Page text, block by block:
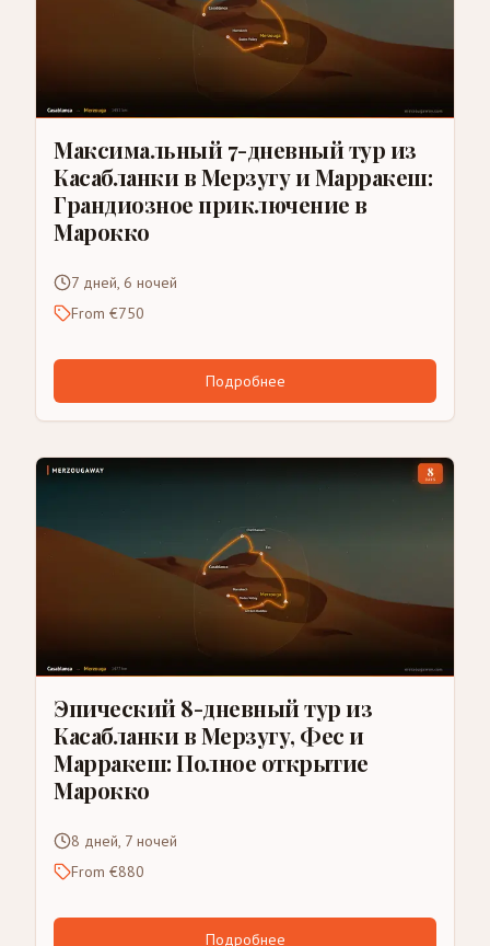
Максимальный 7-дневный тур из
Касабланки в Мерзугу и Марракеш:
Грандиозное приключение в
Марокко
7 дней, 6 ночей
From €750
Подробнее
Эпический 8-дневный тур из
Касабланки в Мерзугу, Фес и
Марракеш: Полное открытие
Марокко
8 дней, 7 ночей
From €880
Подробнее